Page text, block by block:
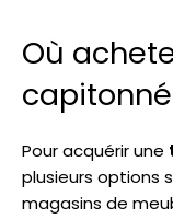
Où
Pour acquérir une
plusieurs options
magasins de